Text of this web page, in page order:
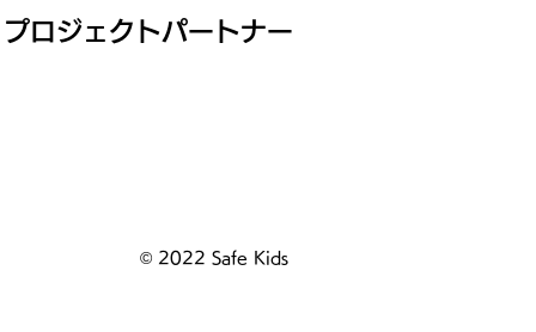
プロジェクトパートナー
© 2022 Safe Kids